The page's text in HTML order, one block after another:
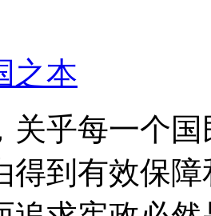
之本
关乎每一个
得到有效保